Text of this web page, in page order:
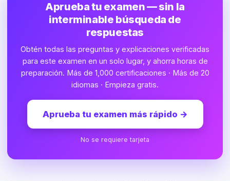
Aprueba tu examen — sin la
interminable búsqueda de
respuestas
Obtén todas las preguntas y explicaciones verificadas
para este examen en un solo lugar, y ahorra horas de
preparación. Más de 1,000 certificaciones · Más de 20
idiomas · Empieza gratis.
Aprueba tu examen más rápido →
No se requiere tarjeta